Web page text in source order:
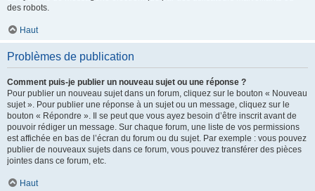
des robots.
Haut
Problèmes de publication
Comment puis-je publier un nouveau sujet ou une réponse ?
Pour publier un nouveau sujet dans un forum, cliquez sur le bouton « Nouveau
sujet ». Pour publier une réponse à un sujet ou un message, cliquez sur le
bouton « Répondre ». Il se peut que vous ayez besoin d’être inscrit avant de
pouvoir rédiger un message. Sur chaque forum, une liste de vos permissions
est affichée en bas de l’écran du forum ou du sujet. Par exemple : vous pouvez
publier de nouveaux sujets dans ce forum, vous pouvez transférer des pièces
jointes dans ce forum, etc.
Haut